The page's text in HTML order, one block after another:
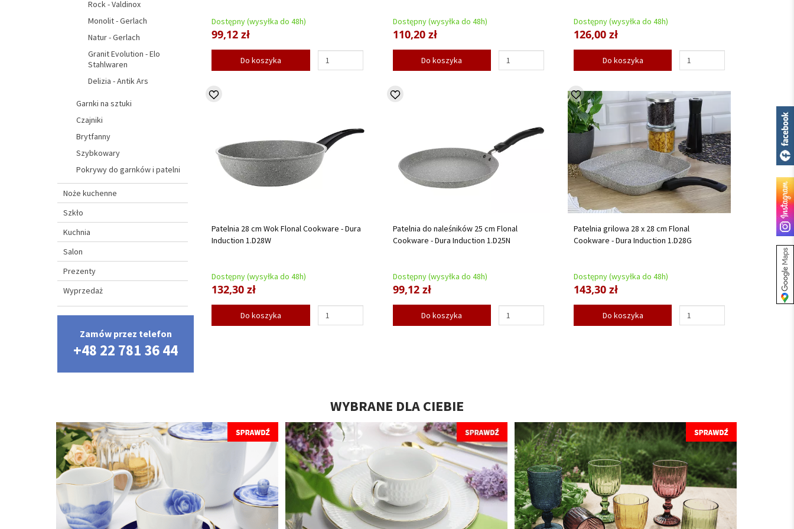
Dostępny (wysyłka do 48h)
99,12 zł
Do koszyka
Dostępny (wysyłka do 48h)
110,20 zł
Do koszyka
Dostępny (wysyłka do 48h)
126,00 zł
Do koszyka
Patelnia 28 cm Wok Flonal Cookware - Dura
Induction 1.D28W
Dostępny (wysyłka do 48h)
132,30 zł
Do koszyka
Patelnia do naleśników 25 cm Flonal
Cookware - Dura Induction 1.D25N
Dostępny (wysyłka do 48h)
99,12 zł
Do koszyka
Patelnia grilowa 28 x 28 cm Flonal
Cookware - Dura Induction 1.D28G
Dostępny (wysyłka do 48h)
143,30 zł
Do koszyka
Rock - Valdinox
Monolit - Gerlach
Natur - Gerlach
Granit Evolution - Elo
Stahlwaren
Delizia - Antik Ars
Garnki na sztuki
Czajniki
Brytfanny
Szybkowary
Pokrywy do garnków i patelni
Noże kuchenne
Szkło
Kuchnia
Salon
Prezenty
Wyprzedaż
Zamów przez telefon
+48 22 781 36 44
WYBRANE DLA CIEBIE